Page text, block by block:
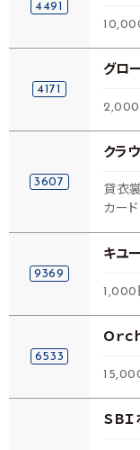
4491
4171
グロ
2,000
3607
クラ
貸衣
カード
9369
キユ
1,000
6533
Ｏｒｃ
ＳＢ